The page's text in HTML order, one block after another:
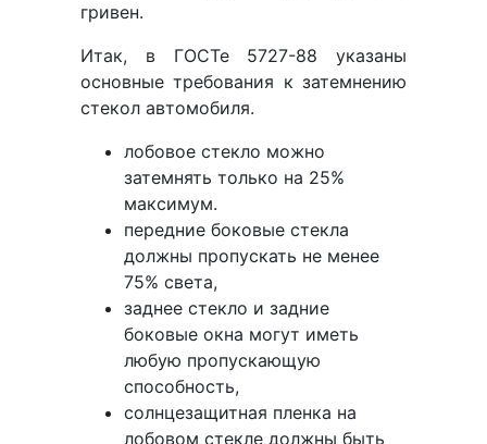
гривен.
Итак, в ГОСТе 5727-88 указаны
основные требования к затемнению
стекол автомобиля.
лобовое стекло можно
затемнять только на 25%
максимум.
передние боковые стекла
должны пропускать не менее
75% света,
заднее стекло и задние
боковые окна могут иметь
любую пропускающую
способность,
солнцезащитная пленка на
лобовом стекле должны быть